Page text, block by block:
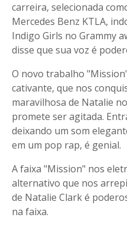
carreira, selecionada
Mercedes Benz KTLA,
Indigo Girls no Grammy
disse que sua voz é
O novo trabalho
cativante, que nos
maravilhosa de Natalie
promete ser agitada.
deixando um som
em um pop rap, é genial.
A faixa "Mission" nos
alternativo que nos
de Natalie Clark é
na faixa.